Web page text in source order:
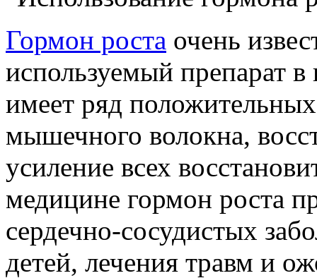
Гормон роста очень
используемый препарат
имеет ряд
мышечного волокна,
усиление всех
медицине гормон роста
сердечно-сосудистых
детей, лечения травм и